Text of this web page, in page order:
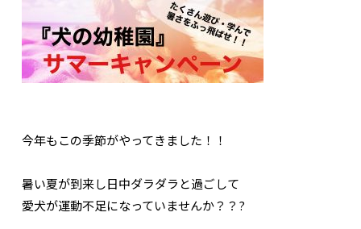
今年もこの季節がやってきました！！
暑い夏が到来し日中ダラダラと過ごして
愛犬が運動不足になっていませんか？？?